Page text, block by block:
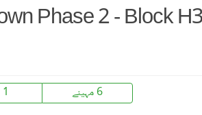
Phase 2 - Block
6 مہینے 1 سال